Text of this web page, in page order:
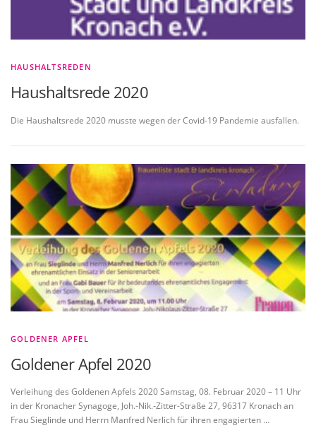
HAUSHALTSREDEN
Haushaltsrede 2020
Die Haushaltsrede 2020 musste wegen der Covid-19 Pandemie ausfallen.
GOLDENER APFEL
Goldener Apfel 2020
Verleihung des Goldenen Apfels 2020 Samstag, 08. Februar 2020 – 11 Uhr
in der Kronacher Synagoge, Joh.-Nik.-Zitter-Straße 27, 96317 Kronach an
Frau Sieglinde und Herrn Manfred Nerlich für ihren engagierten …